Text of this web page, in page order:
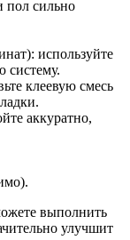
пол сильно
используйте
систему.
клеевую смесь
аккуратно,
выполнить
улучшит